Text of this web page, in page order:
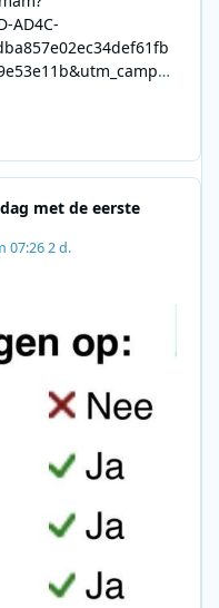
AD4C-
met de eerste
07:262 d.